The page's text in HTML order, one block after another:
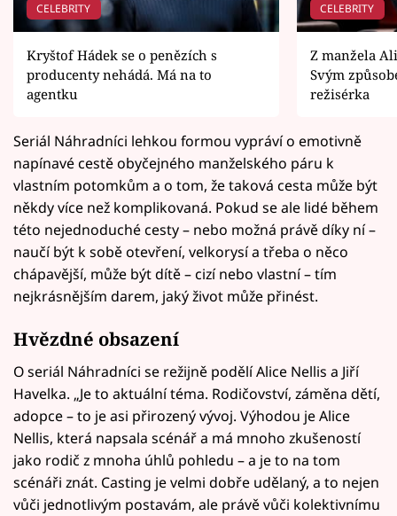
CELEBRITY
Kryštof Hádek se o penězích s
producenty nehádá. Má na to
agentku
CELEBRITY
Z manžela
Svým
režisérka
Seriál Náhradníci lehkou formou vypráví o emotivně
napínavé cestě obyčejného manželského páru k
vlastním potomkům a o tom, že taková cesta může být
někdy více než komplikovaná. Pokud se ale lidé během
této nejednoduché cesty – nebo možná právě díky ní –
naučí být k sobě otevření, velkorysí a třeba o něco
chápavější, může být dítě – cizí nebo vlastní – tím
nejkrásnějším darem, jaký život může přinést.
Hvězdné obsazení
O seriál Náhradníci se režijně podělí Alice Nellis a Jiří
Havelka. „Je to aktuální téma. Rodičovství, záměna dětí,
adopce – to je asi přirozený vývoj. Výhodou je Alice
Nellis, která napsala scénář a má mnoho zkušeností
jako rodič z mnoha úhlů pohledu – a je to na tom
scénáři znát. Casting je velmi dobře udělaný, a to nejen
vůči jednotlivým postavám, ale právě vůči kolektivnímu